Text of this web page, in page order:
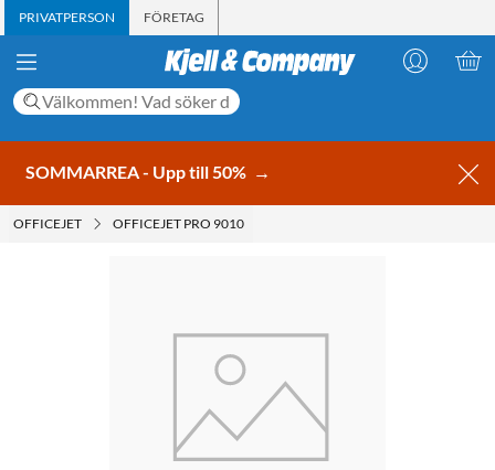
PRIVATPERSON FÖRETAG
SOMMARREA - Upp till 50% →
OFFICEJET OFFICEJET PRO 9010